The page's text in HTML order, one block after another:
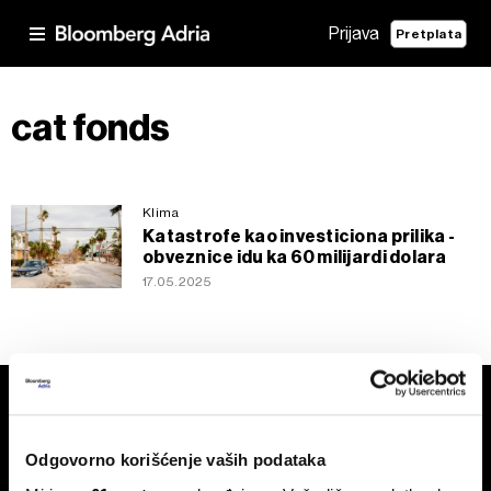
Odgovorno korišćenje vaših podataka
Prijava Pretplata
cat fonds
Klima
Katastrofe kao investiciona prilika ⁠-
obveznice idu ka 60 milijardi dolara
17.05.2025